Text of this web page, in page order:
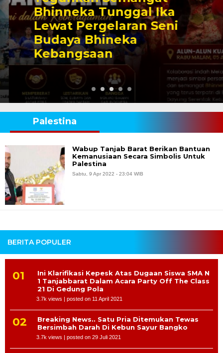
Bhinneka Tunggal Ika
Lewat Pergelaran Seni
Budaya Bhineka
Kebangsaan
BERITA POPULER
Ini Klarifikasi Kepesk Atas Dugaan Siswa SMA N
1 Tanjabbarat Dalam Acara Party Off The Class
21 Di Gedung Pola
3.7k views | posted on 11 April 2021
Breaking News.. Satu Pria Ditemukan Tewas
Bersimbah Darah Di Kebun Sayur Bangko
3.7k views | posted on 29 Juli 2021
Palestina
Wabup Tanjab Barat Berikan Bantuan
Kemanusiaan Secara Simbolis Untuk
Palestina
Sabtu, 9 Apr 2022 - 23:04 WIB